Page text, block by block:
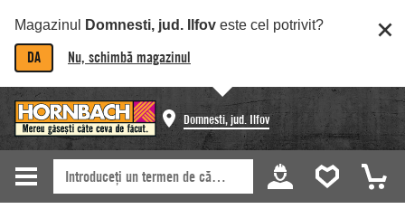
Magazinul Domnesti, jud. Ilfov este cel potrivit?
DA Nu, schimbă magazinul
Domnesti, jud. Ilfov